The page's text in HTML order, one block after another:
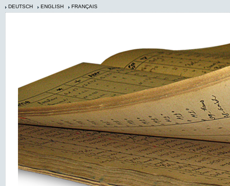
DEUTSCH ENGLISH FRANÇAIS